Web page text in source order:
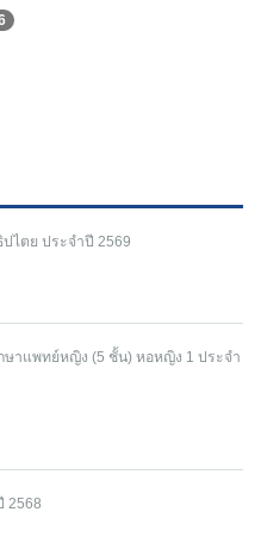
ไตย ประจำปี 2569
าแพทย์หญิง (5 ชั้น) หอหญิง 1 ประจำ
2568